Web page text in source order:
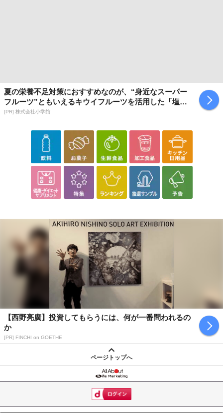
夏の栄養不足対策におすすめなのが、“身近なスーパー
フルーツ”ともいえるキウイフルーツを活用した「塩キ
ウイ」
[PR] 株式会社小学館
【西野亮廣】投資してもらうには、何が一番問われるの
か
[PR] FINCHI on GOETHE
ページトップへ